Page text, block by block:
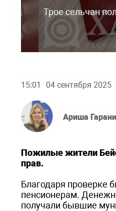
Трое сельчан
15:01 04 сентября 2025
Ариша
Пожилые жители
прав.
Благодаря проверке
пенсионерам.
получали бывшие